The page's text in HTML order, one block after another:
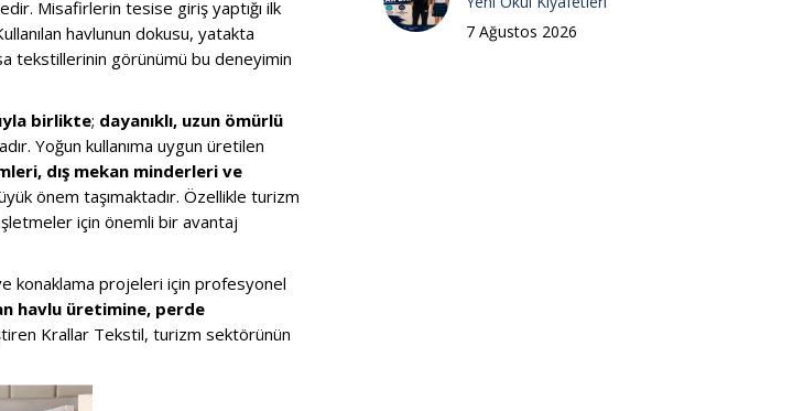
Misafirlerin tesise giriş yaptığı ilk
havlunun dokusu, yatakta
tekstillerinin görünümü bu deneyimin
birlikte; dayanıklı, uzun ömürlü
Yoğun kullanıma uygun üretilen
dış mekan minderleri ve
önem taşımaktadır. Özellikle turizm
için önemli bir avantaj
konaklama projeleri için profesyonel
havlu üretimine, perde
Krallar Tekstil, turizm sektörünün
7 Ağustos 2026